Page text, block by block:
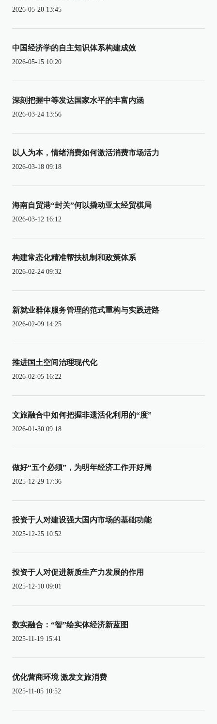
2026-05-20 13:45
中国经济学的自主知识体系构建成效
2026-05-15 10:20
深刻把握中等发达国家水平的丰富内涵
2026-03-24 13:56
以人为本，情绪消费如何激活消费市场活力
2026-03-18 09:18
海南自贸港“封关”何以撬动亚太经贸棋局
2026-03-12 16:12
构建常态化精准帮扶机制和政策体系
2026-02-24 09:32
新就业群体服务管理的范式重构与实践进路
2026-02-09 14:25
推进国土空间治理现代化
2026-02-05 16:22
文旅融合中如何把握非遗活化利用的“度”
2026-01-30 09:18
做好“五个必须”，为明年经济工作开好局
2025-12-29 17:36
投资于人对建设强大国内市场的基础功能
2025-12-25 10:52
投资于人对促进新质生产力发展的作用
2025-12-10 09:01
数实融合：“智”绘实体经济新蓝图
2025-11-19 15:41
优化营商环境 激发文旅消费
2025-11-05 10:52